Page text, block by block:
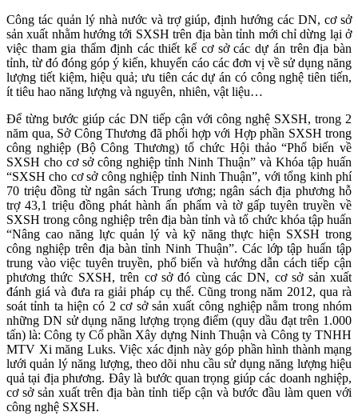
Công tác quản lý nhà nước và trợ giúp, định hướng các DN, cơ sở
sản xuất nhằm hướng tới SXSH trên địa bàn tỉnh mới chỉ dừng lại ở
việc tham gia thẩm định các thiết kế cơ sở các dự án trên địa bàn
tỉnh, từ đó đóng góp ý kiến, khuyến cáo các đơn vị về sử dụng năng
lượng tiết kiệm, hiệu quả; ưu tiên các dự án có công nghệ tiên tiến,
ít tiêu hao năng lượng và nguyên, nhiên, vật liệu…
Để từng bước giúp các DN tiếp cận với công nghệ SXSH, trong 2
năm qua, Sở Công Thương đã phối hợp với Hợp phần SXSH trong
công nghiệp (Bộ Công Thương) tổ chức Hội thảo “Phổ biến về
SXSH cho cơ sở công nghiệp tỉnh Ninh Thuận” và Khóa tập huấn
“SXSH cho cơ sở công nghiệp tỉnh Ninh Thuận”, với tổng kinh phí
70 triệu đồng từ ngân sách Trung ương; ngân sách địa phương hỗ
trợ 43,1 triệu đồng phát hành ấn phẩm và tờ gấp tuyên truyền về
SXSH trong công nghiệp trên địa bàn tỉnh và tổ chức khóa tập huấn
“Nâng cao năng lực quản lý và kỹ năng thực hiện SXSH trong
công nghiệp trên địa bàn tỉnh Ninh Thuận”. Các lớp tập huấn tập
trung vào việc tuyên truyền, phổ biến và hướng dẫn cách tiếp cận
phương thức SXSH, trên cơ sở đó cùng các DN, cơ sở sản xuất
đánh giá và đưa ra giải pháp cụ thể. Cũng trong năm 2012, qua rà
soát tỉnh ta hiện có 2 cơ sở sản xuất công nghiệp nằm trong nhóm
những DN sử dụng năng lượng trọng điểm (quy dầu đạt trên 1.000
tấn) là: Công ty Cổ phần Xây dựng Ninh Thuận và Công ty TNHH
MTV Xi măng Luks. Việc xác định này góp phần hình thành mạng
lưới quản lý năng lượng, theo dõi nhu cầu sử dụng năng lượng hiệu
quả tại địa phương. Đây là bước quan trọng giúp các doanh nghiệp,
cơ sở sản xuất trên địa bàn tỉnh tiếp cận và bước đầu làm quen với
công nghệ SXSH.